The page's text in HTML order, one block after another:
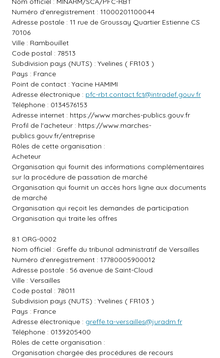
Numéro d'enregistrement : 11000201100044
Adresse postale : 11 rue de Groussay Quartier Estienne CS
70106
Ville : Rambouillet
Code postal : 78513
Subdivision pays (NUTS) : Yvelines ( FR103 )
Pays : France
Point de contact : Yacine HAMIMI
Adresse électronique : pfc-rbt.contact.fct@intradef.gouv.fr
Téléphone : 0134576153
Adresse internet : https://www.marches-publics.gouv.fr
Profil de l'acheteur : https://www.marches-
publics.gouv.fr/entreprise
Rôles de cette organisation :
Acheteur
Organisation qui fournit des informations complémentaires
sur la procédure de passation de marché
Organisation qui fournit un accès hors ligne aux documents
de marché
Organisation qui reçoit les demandes de participation
Organisation qui traite les offres
8.1 ORG-0002
Nom officiel : Greffe du tribunal administratif de Versailles
Numéro d'enregistrement : 17780005900012
Adresse postale : 56 avenue de Saint-Cloud
Ville : Versailles
Code postal : 78011
Subdivision pays (NUTS) : Yvelines ( FR103 )
Pays : France
Adresse électronique : greffe.ta-versailles@juradm.fr
Téléphone : 0139205400
Rôles de cette organisation :
Organisation chargée des procédures de recours